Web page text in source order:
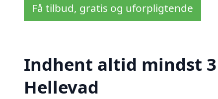
Få tilbud, gratis og uforpligtende
Indhent altid mindst
Hellevad